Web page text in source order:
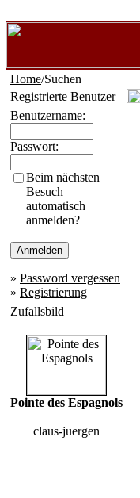
Home/Suchen
Registrierte Benutzer
Benutzername:
Passwort:
Beim nächsten
Besuch
automatisch
anmelden?
» Password vergessen
» Registrierung
Zufallsbild
Pointe des Espagnols
claus-juergen